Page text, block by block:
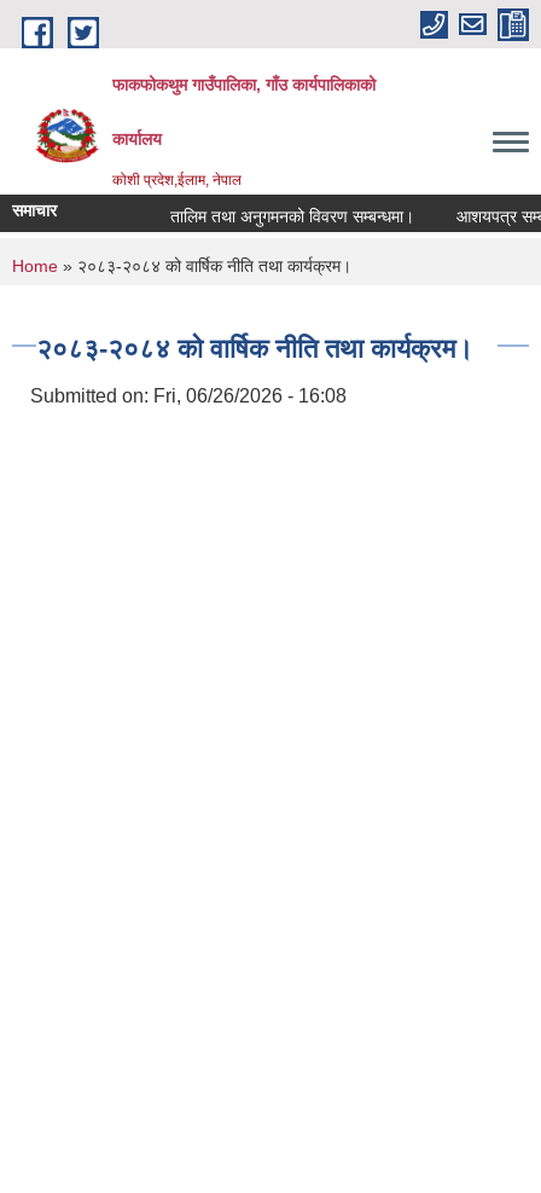
Skip to main content
फाकफोकथुम गाउँपालिका, गाँउ कार्यपालिकाको
कार्यालय
कोशी प्रदेश,ईलाम, नेपाल
समाचार तालिम तथा अनुगमनको विवरण सम्बन्धमा। आशयपत्र
You are here
Home » २०८३-२०८४ को वार्षिक नीति तथा कार्यक्रम।
२०८३-२०८४ को वार्षिक नीति तथा कार्यक्रम।
Submitted on: Fri, 06/26/2026 - 16:08